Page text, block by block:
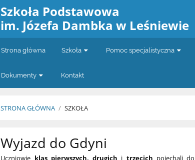
Szkoła Podstawowa
im. Józefa Dambka w Leśniewie
Strona główna Szkoła Pomoc specjalistyczna
Dokumenty Kontakt
STRONA GŁÓWNA / SZKOŁA
Szkoła
Wyjazd do Gdyni